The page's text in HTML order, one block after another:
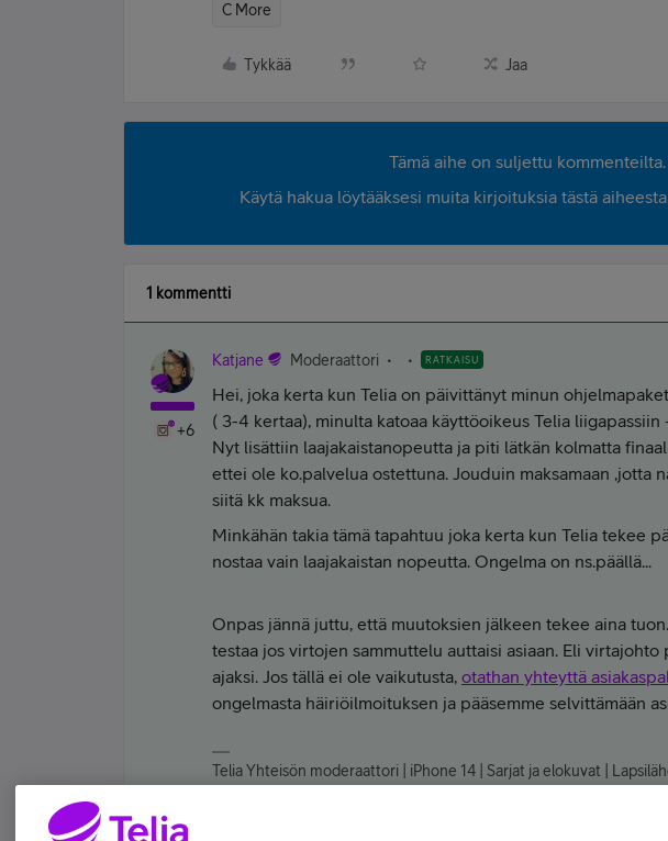
C More
Tykkää Jaa
Tämä aihe on suljettu kommenteilta.
Käytä hakua löytääksesi muita kirjoituksia tästä
1 kommentti
+6
Katjane Moderaattori RATKAISU
Hei, joka kerta kun Telia on päivittänyt minun
( 3-4 kertaa), minulta katoaa käyttöoikeus Telia
Nyt lisättiin laajakaistanopeutta ja piti lätkän kolmatta
ettei ole ko.palvelua ostettuna. Jouduin maksamaan ,jotta
siitä kk maksua.
Minkähän takia tämä tapahtuu joka kerta kun Telia tekee
nostaa vain laajakaistan nopeutta. Ongelma on ns.päällä...
Onpas jännä juttu, että muutoksien jälkeen tekee aina
testaa jos virtojen sammuttelu auttaisi asiaan. Eli virtajohto
ajaksi. Jos tällä ei ole vaikutusta, otathan yhteyttä
ongelmasta häiriöilmoituksen ja pääsemme selvittämään
Telia Yhteisön moderaattori | iPhone 14 | Sarjat ja elokuvat |